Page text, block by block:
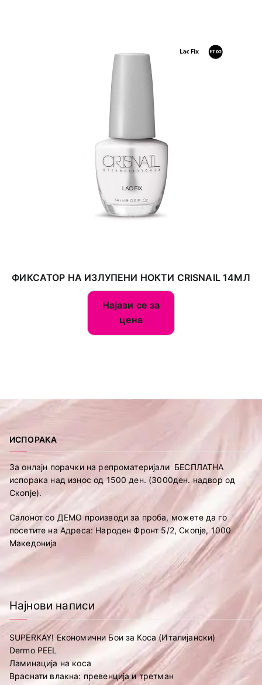
ФИКСАТОР НА ИЗЛУПЕНИ НОКТИ CRISNAIL 14МЛ
Најави се за
цена
ИСПОРАКА
За онлајн порачки на репроматеријали БЕСПЛАТНА
испорака над износ од 1500 ден. (3000ден. надвор од
Скопје).
Салонот со ДЕМО производи за проба, можете да го
посетите на Адреса: Народен Фронт 5/2, Скопје, 1000
Македонија
Најнови написи
SUPERKAY! Економични Бои за Коса (Италијански)
Dermo PEEL
Ламинација на коса
Враснати влакна: превенција и третман